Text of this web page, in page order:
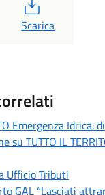
PDF
Scarica
Emergenza Idrica:
su TUTTO IL
Ufficio Tributi
GAL “Lasciati